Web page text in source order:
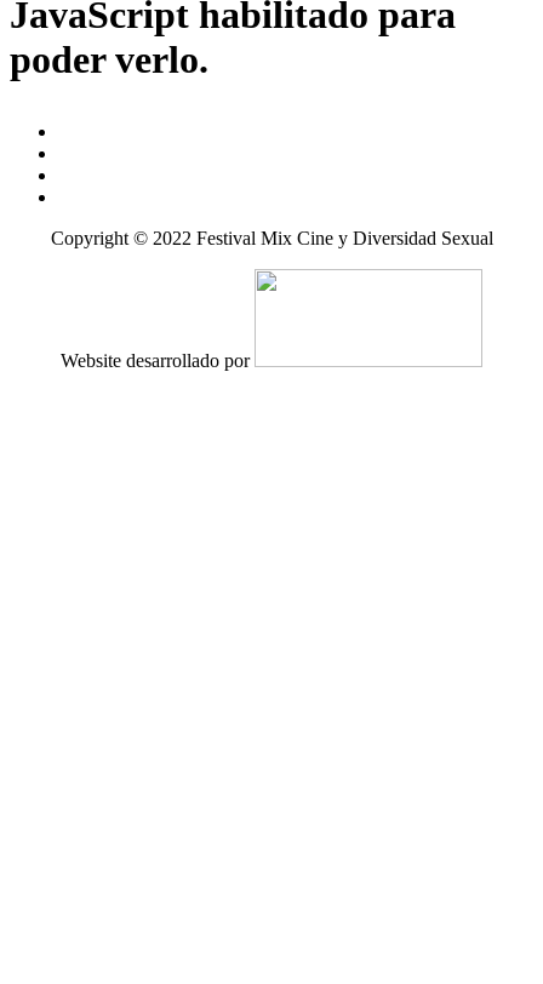
JavaScript habilitado para
poder verlo.
Copyright © 2022 Festival Mix Cine y Diversidad Sexual
Website desarrollado por